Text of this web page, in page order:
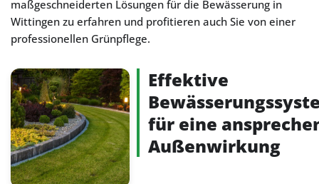
maßgeschneiderten Lösungen für die Bewässerung in
Wittingen zu erfahren und profitieren auch Sie von einer
professionellen Grünpflege.
Effektive
für eine
Außenwirkung